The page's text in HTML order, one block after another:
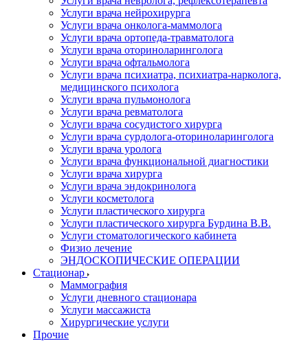
Услуги врача нейрохирурга
Услуги врача онколога-маммолога
Услуги врача ортопеда-травматолога
Услуги врача оториноларинголога
Услуги врача офтальмолога
Услуги врача психиатра, психиатра-нарколога,
медицинского психолога
Услуги врача пульмонолога
Услуги врача ревматолога
Услуги врача сосудистого хирурга
Услуги врача сурдолога-оториноларинголога
Услуги врача уролога
Услуги врача функциональной диагностики
Услуги врача хирурга
Услуги врача эндокринолога
Услуги косметолога
Услуги пластического хирурга
Услуги пластического хирурга Бурдина В.В.
Услуги стоматологического кабинета
Физио лечение
ЭНДОСКОПИЧЕСКИЕ ОПЕРАЦИИ
Стационар
Маммография
Услуги дневного стационара
Услуги массажиста
Хирургические услуги
Прочие